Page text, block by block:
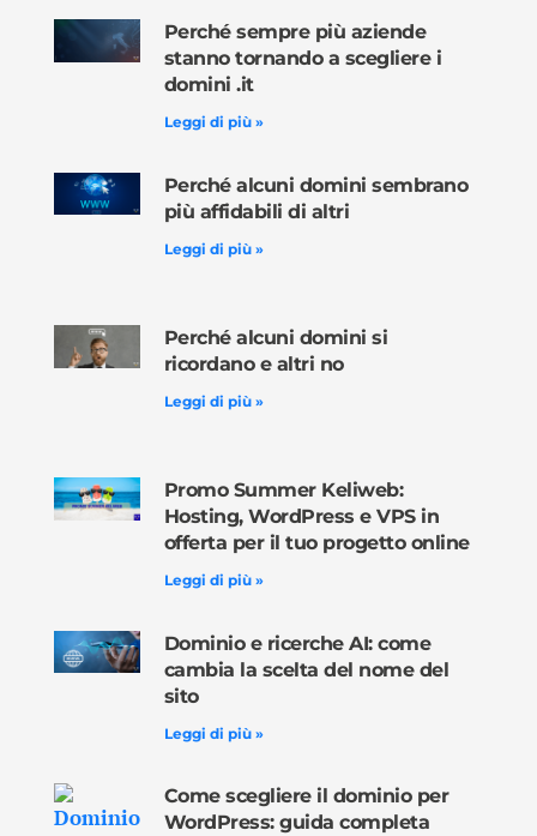
Perché sempre più aziende
stanno tornando a scegliere i
domini .it
Leggi di più »
Perché alcuni domini sembrano
più affidabili di altri
Leggi di più »
Perché alcuni domini si
ricordano e altri no
Leggi di più »
Promo Summer Keliweb:
Hosting, WordPress e VPS in
offerta per il tuo progetto online
Leggi di più »
Dominio e ricerche AI: come
cambia la scelta del nome del
sito
Leggi di più »
Come scegliere il dominio per
WordPress: guida completa